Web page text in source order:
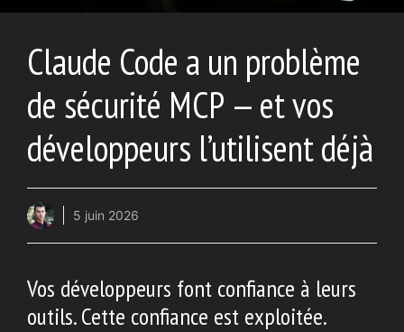
Claude Code a un problème
de sécurité MCP — et vos
développeurs l’utilisent déjà
5 juin 2026
Vos développeurs font confiance à leurs
outils. Cette confiance est exploitée.